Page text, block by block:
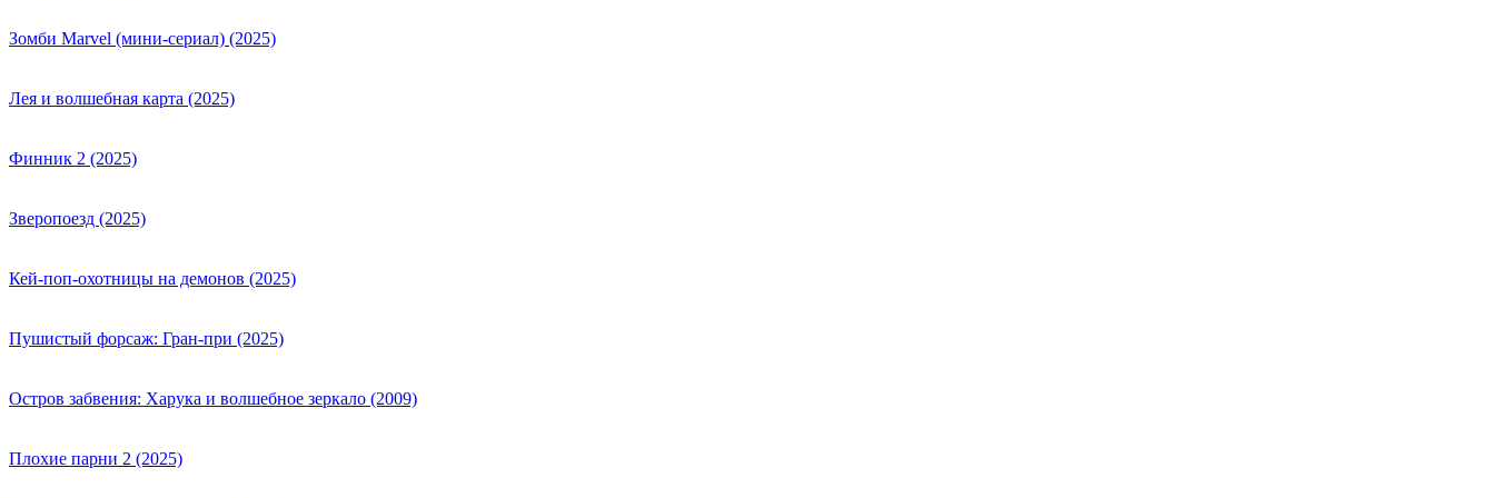
Зомби Marvel (мини-сериал) (2025)
Лея и волшебная карта (2025)
Финник 2 (2025)
Зверопоезд (2025)
Кей-поп-охотницы на демонов (2025)
Пушистый форсаж: Гран-при (2025)
Остров забвения: Харука и волшебное зеркало (2009)
Плохие парни 2 (2025)